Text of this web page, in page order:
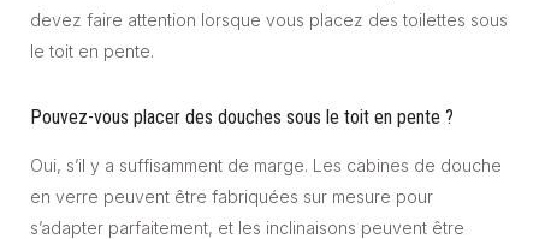
devez faire attention lorsque vous placez des toilettes sous
le toit en pente.
Pouvez-vous placer des douches sous le toit en pente ?
Oui, s’il y a suffisamment de marge. Les cabines de douche
en verre peuvent être fabriquées sur mesure pour
s’adapter parfaitement, et les inclinaisons peuvent être